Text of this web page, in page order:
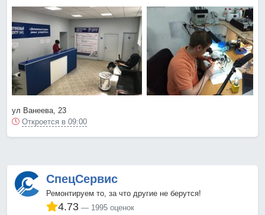
ул Ванеева, 23
Откроется в 09:00
СпецСервис
Ремонтируем то, за что другие не берутся!
4.73 1995 оценок